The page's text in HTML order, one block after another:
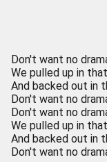
Don't want no
We pulled up in
And backed out in
Don't want no
Don't want no
We pulled up in
And backed out in
Don't want no